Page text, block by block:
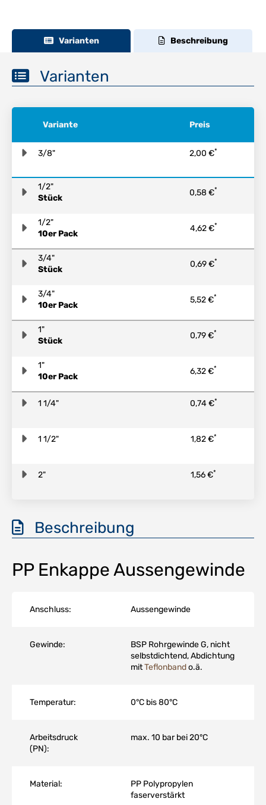
Varianten Beschreibung
Varianten
Variante Preis
3/8" 2,00 €*
1/2"
Stück
0,58 €*
1/2"
10er Pack
4,62 €*
3/4"
Stück
0,69 €*
3/4"
10er Pack
5,52 €*
1"
Stück
0,79 €*
1"
10er Pack
6,32 €*
1 1/4" 0,74 €*
1 1/2" 1,82 €*
2" 1,56 €*
Beschreibung
PP Enkappe Aussengewinde
Anschluss: Aussengewinde
Gewinde:
BSP Rohrgewinde G, nicht
selbstdichtend, Abdichtung
mitTeflonbando.ä.
Temperatur: 0°C bis 80°C
Arbeitsdruck
(PN):
max. 10 bar bei 20°C
Material:
PP Polypropylen
faserverstärkt